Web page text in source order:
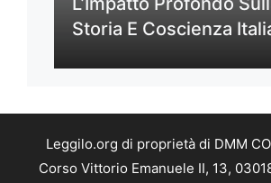
Storia E Coscienza
Leggilo.org di proprietà di DMM
Corso Vittorio Emanuele II, 13,